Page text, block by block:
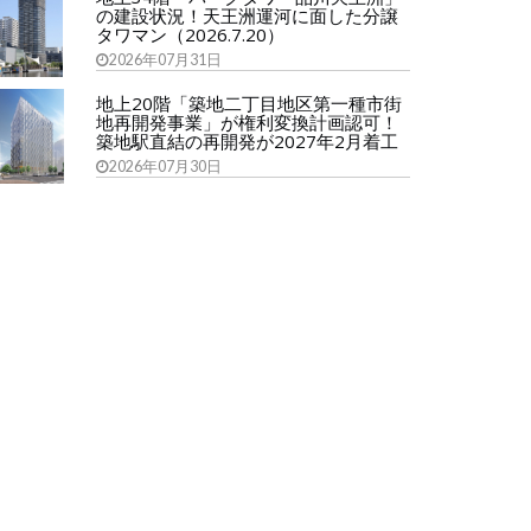
の建設状況！天王洲運河に面した分譲
タワマン（2026.7.20）
2026年07月31日
地上20階「築地二丁目地区第一種市街
地再開発事業」が権利変換計画認可！
築地駅直結の再開発が2027年2月着工
2026年07月30日